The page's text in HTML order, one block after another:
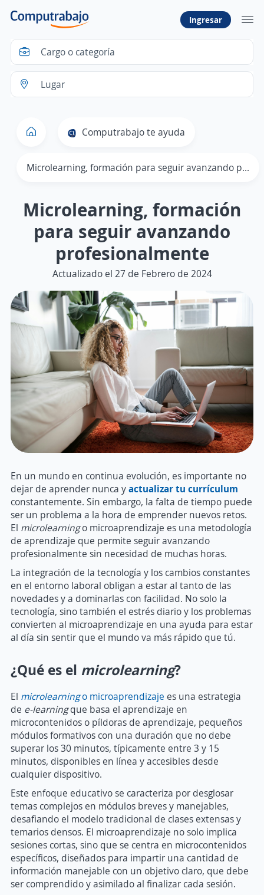
Ingresar
Computrabajo te ayuda
Microlearning, formación para seguir avanzando profesionalmente
Microlearning, formación
para seguir avanzando
profesionalmente
Actualizado el 27 de Febrero de 2024
En un mundo en continua evolución, es importante no
dejar de aprender nunca yactualizar tu currículum
constantemente. Sin embargo, la falta de tiempo puede
ser un problema a la hora de emprender nuevos retos.
El microlearningo microaprendizaje es una metodología
de aprendizaje que permite seguir avanzando
profesionalmente sin necesidad de muchas horas.
La integración de la tecnología y los cambios constantes
en el entorno laboral obligan a estar al tanto de las
novedades y a dominarlas con facilidad. No solo la
tecnología, sino también el estrés diario y los problemas
convierten al microaprendizaje en una ayuda para estar
al día sin sentir que el mundo va más rápido que tú.
¿Qué es el microlearning?
El microlearningo microaprendizaje es una estrategia
de e-learningque basa el aprendizaje en
microcontenidos o píldoras de aprendizaje, pequeños
módulos formativos con una duración que no debe
superar los 30 minutos, típicamente entre 3 y 15
minutos, disponibles en línea y accesibles desde
cualquier dispositivo.
Este enfoque educativo se caracteriza por desglosar
temas complejos en módulos breves y manejables,
desafiando el modelo tradicional de clases extensas y
temarios densos. El microaprendizaje no solo implica
sesiones cortas, sino que se centra en microcontenidos
específicos, diseñados para impartir una cantidad de
información manejable con un objetivo claro, que debe
ser comprendido y asimilado al finalizar cada sesión.